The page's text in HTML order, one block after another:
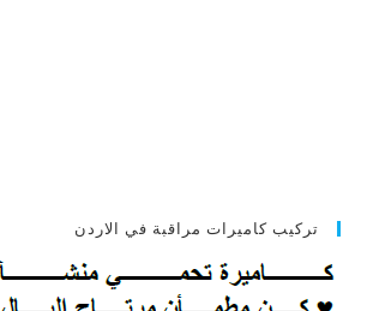
تركيب كاميرات مراقبة في الاردن